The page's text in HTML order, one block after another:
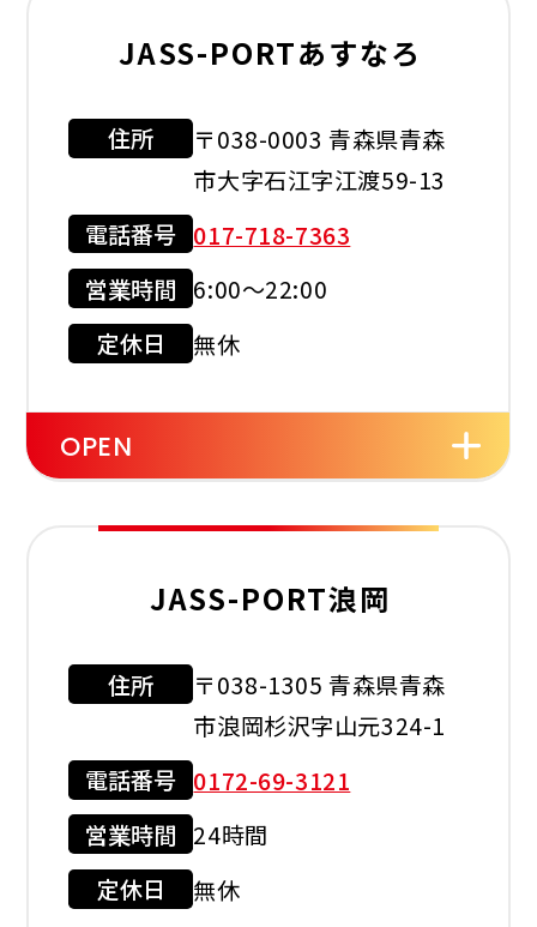
JASS-PORTあすなろ
住所
〒038-0003 青森県青森
市大字石江字江渡59-13
電話番号 017-718-7363
営業時間 6:00〜22:00
定休日
無休
利用可能カード
現金会員 クレジット
OPEN
JASS-PORT浪岡
住所
〒038-1305 青森県青森
市浪岡杉沢字山元324-1
電話番号 0172-69-3121
営業時間 24時間
定休日
無休